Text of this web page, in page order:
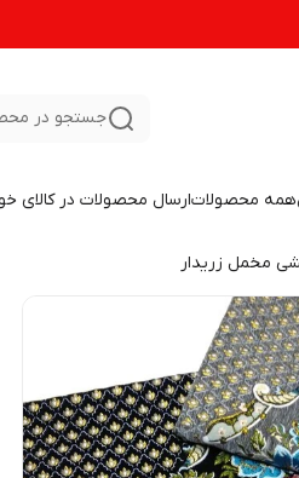
جستجو در
همه محصولاتارسال محصولات در کالای
مخمل زریدار